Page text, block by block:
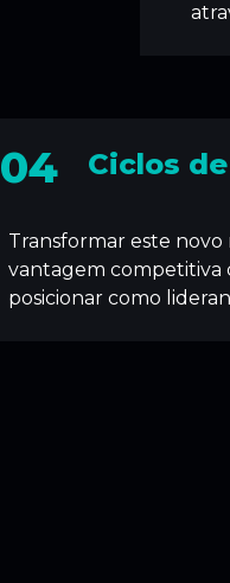
04
Transformar este
vantagem competitiva
posicionar como
Ciclos